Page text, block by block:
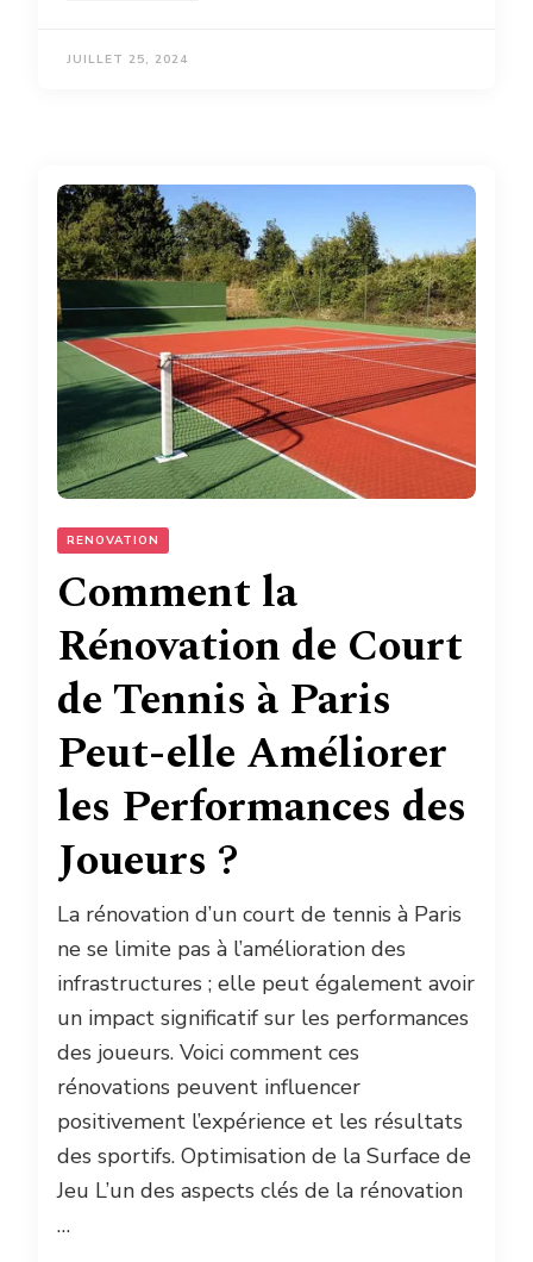
JUILLET 25, 2024
RENOVATION
Comment la
Rénovation de Court
de Tennis à Paris
Peut-elle Améliorer
les Performances des
Joueurs ?
La rénovation d’un court de tennis à Paris
ne se limite pas à l’amélioration des
infrastructures ; elle peut également avoir
un impact significatif sur les performances
des joueurs. Voici comment ces
rénovations peuvent influencer
positivement l’expérience et les résultats
des sportifs. Optimisation de la Surface de
Jeu L’un des aspects clés de la rénovation
…